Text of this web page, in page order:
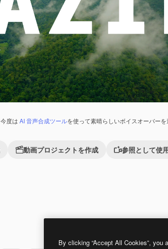
度は AI 音声合成ツールを使って素晴らしいボイスオーバーを
動画プロジェクトを作成 参照として使
By clicking “Accept All Cookies”,